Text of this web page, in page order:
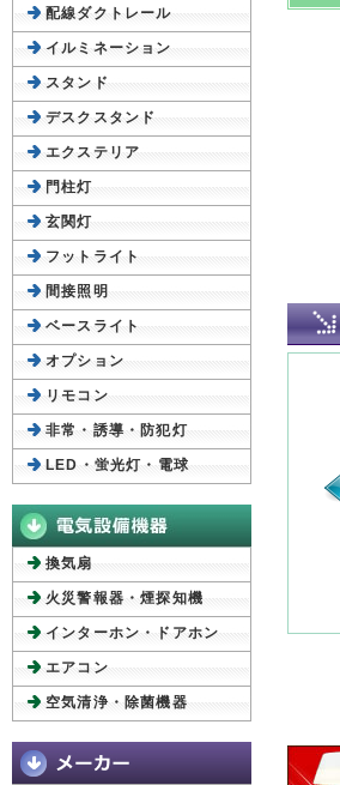
配線ダクトレール
イルミネーション
スタンド
デスクスタンド
エクステリア
門柱灯
玄関灯
フットライト
間接照明
ベースライト
オプション
リモコン
非常・誘導・防犯灯
LED・蛍光灯・電球
換気扇
火災警報器・煙探知機
インターホン・ドアホン
エアコン
空気清浄・除菌機器